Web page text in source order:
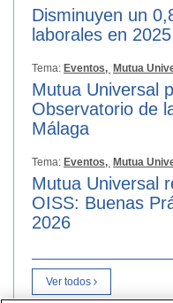
Disminuyen un
laborales en 2025
Tema: Eventos, Mutua
Mutua Universal
Observatorio de
Málaga
Tema: Eventos, Mutua
Mutua Universal
OISS: Buenas
2026
Ver todos